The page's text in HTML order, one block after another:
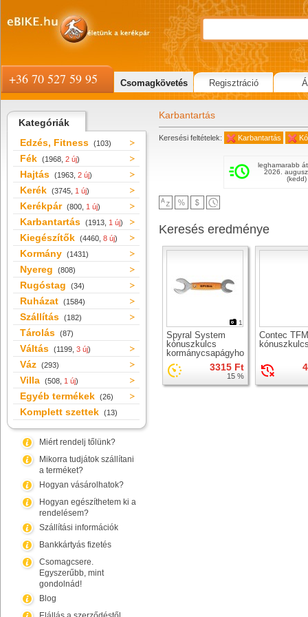
Kategóriák
Edzés, Fitness (103)
Fék (1968, 2 új)
Hajtás (1963, 2 új)
Kerék (3745, 1 új)
Kerékpár (800, 1 új)
Karbantartás (1913, 1 új)
Kiegészítők (4460, 8 új)
Kormány (1431)
Nyereg (808)
Rugóstag (34)
Ruházat (1584)
Szállítás (182)
Tárolás (87)
Váltás (1199, 3 új)
Váz (293)
Villa (508, 1 új)
Egyéb termékek (26)
Komplett szettek (13)
Miért rendelj tőlünk?
Mikorra tudjátok szállítani
a terméket?
Hogyan vásárolhatok?
Hogyan egészíthetem ki a
rendelésem?
Szállítási információk
Bankkártyás fizetés
Csomagcsere.
Egyszerűbb, mint
gondolnád!
Blog
Karbantartás
Keresési feltételek: Karbantartás
leghamarabb
2026.
(kedd)
Keresés eredménye
1
Spyral System
kónuszkulcs
kormánycsapágyhoz
3315 Ft
15 %
Contec
+36 70 527 59 95 Csomagkövetés Regisztráció